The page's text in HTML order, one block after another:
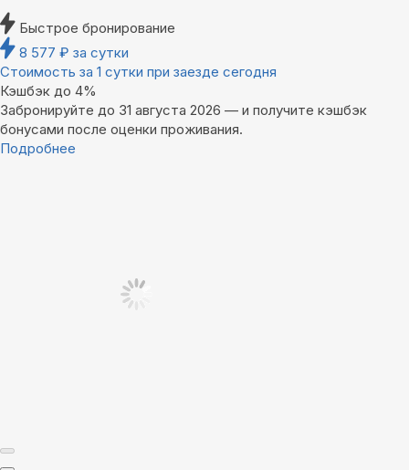
Быстрое бронирование
8 577 ₽ за сутки
Стоимость за 1 сутки при заезде сегодня
Кэшбэк до 4%
Забронируйте до 31 августа 2026 — и получите кэшбэк
бонусами после оценки проживания.
Подробнее